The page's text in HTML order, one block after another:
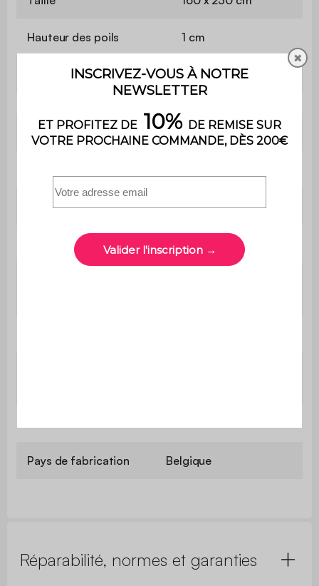
Hauteur des poils 1 cm
Tufté
Label Oeko-Tex Standard 100
Poids 6,8 kg
2 ans
Pays de fabrication Belgique
Réparabilité, normes et garanties
✖